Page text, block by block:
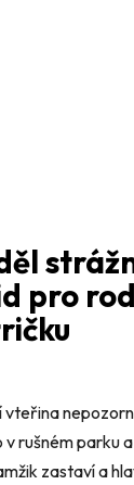
pro
vteřina
rušném parku
zastaví a